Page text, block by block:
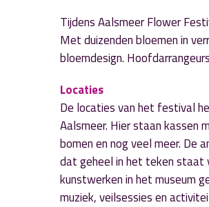
Tijdens Aalsmeer Flower
Met duizenden bloemen in
bloemdesign.
Locaties
De locaties van het festival
Aalsmeer. Hier staan kassen
bomen en nog veel meer. De
dat geheel in het teken staat
kunstwerken in het museum
muziek, veilsessies en